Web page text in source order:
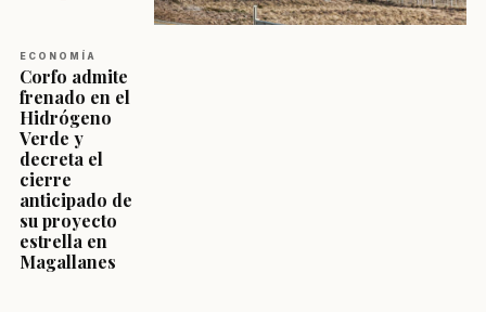
ECONOMÍA
Corfo admite
frenado en el
Hidrógeno
Verde y
decreta el
cierre
anticipado de
su proyecto
estrella en
Magallanes